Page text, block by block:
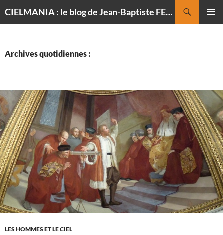
CIELMANIA : le blog de Jean-Baptiste FELDMANN, photographe du ciel
Archives quotidiennes :
LES HOMMES ET LE CIEL